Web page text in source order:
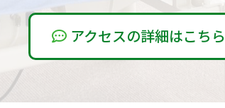
アクセスの詳細はこちら